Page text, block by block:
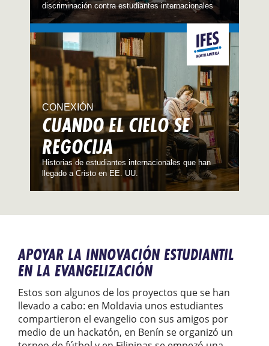
discriminación contra estudiantes internacionales
CONEXIÓN
CUANDO EL CIELO SE
REGOCIJA
Historias de estudiantes internacionales que han
llegado a Cristo en EE. UU.
APOYAR LA INNOVACIÓN ESTUDIANTIL
EN LA EVANGELIZACIÓN
Estos son algunos de los proyectos que se han
llevado a cabo: en Moldavia unos estudiantes
compartieron el evangelio con sus amigos por
medio de un hackatón, en Benín se organizó un